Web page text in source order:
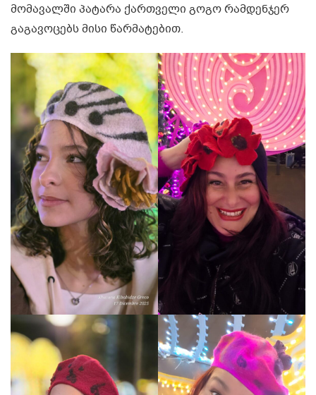
მომავალში პატარა ქართველი გოგო რამდენჯერ
გაგავოცებს მისი წარმატებით.